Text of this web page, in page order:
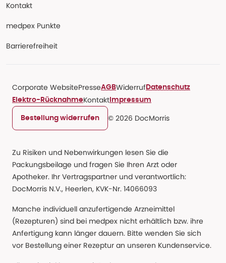
Kontakt
medpex Punkte
Barrierefreiheit
Corporate WebsitePresseAGBWiderruf Datenschutz
Elektro-RücknahmeKontakt Impressum
Bestellung widerrufen © 2026 DocMorris
Zu Risiken und Nebenwirkungen lesen Sie die
Packungsbeilage und fragen Sie Ihren Arzt oder
Apotheker. Ihr Vertragspartner und verantwortlich:
DocMorris N.V., Heerlen, KVK-Nr. 14066093
Manche individuell anzufertigende Arzneimittel
(Rezepturen) sind bei medpex nicht erhältlich bzw. ihre
Anfertigung kann länger dauern. Bitte wenden Sie sich
vor Bestellung einer Rezeptur an unseren Kundenservice.